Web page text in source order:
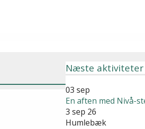
Næste aktiviteter
03 sep
En aften med Nivå-
3 sep 26
Humlebæk